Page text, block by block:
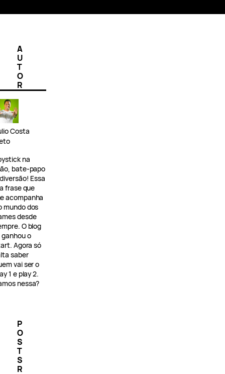
A
U
T
O
R
Costa
na
bate-papo
Essa
frase que
acompanha
mundo dos
desde
O blog
ganhou o
Agora só
saber
vai ser o
1 e play 2.
nessa?
P
O
S
T
S
R